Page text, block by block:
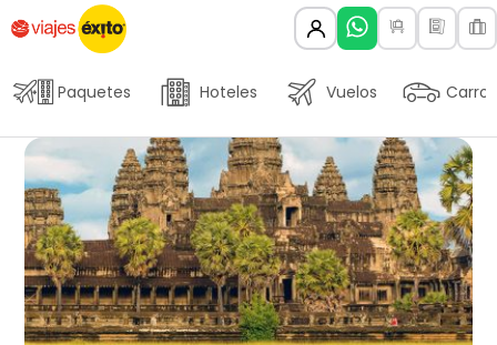
Paquetes Hoteles Vuelos Carros